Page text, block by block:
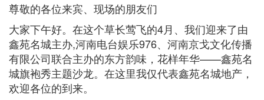
尊敬的各位来宾、现场的朋友们
大家下午好。在这个草长莺飞的4月、我们迎来了由
鑫苑名城主办,河南电台娱乐976、河南京戈文化传播
有限公司联合主办的东方韵味，花样年华——鑫苑名
城旗袍秀主题沙龙。在这里我仅代表鑫苑名城地产，
欢迎各位的到来。